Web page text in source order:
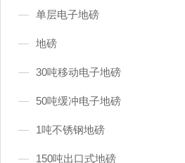
单层电子地磅
地磅
30吨移动电子地磅
50吨缓冲电子地磅
1吨不锈钢地磅
150吨出口式地磅